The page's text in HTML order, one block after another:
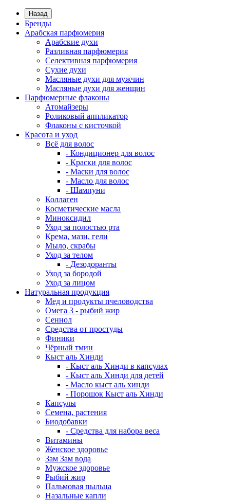
Назад
Бренды
Арабская парфюмерия
Арабские духи
Разливная парфюмерия
Селективная парфюмерия
Сухие духи
Масляные духи для мужчин
Масляные духи для женщин
Парфюмерные флаконы
Атомайзеры
Роликовый аппликатор
Флаконы с кисточкой
Красота и уход
Всё для волос
- Кондиционер для волос
- Краски для волос
- Маски для волос
- Масло для волос
- Шампуни
Коллаген
Косметические масла
Миноксидил
Уход за полостью рта
Крема, мази, гели
Мыло, скрабы
Уход за телом
- Дезодоранты
Уход за бородой
Уход за лицом
Натуральная продукция
Мед и продукты пчеловодства
Омега 3 - рыбий жир
Сеннол
Средства от простуды
Финики
Чёрный тмин
Кыст аль Хинди
- Кыст аль Хинди в капсулах
- Кыст аль Хинди для детей
- Масло кыст аль хинди
- Порошок Кыст аль Хинди
Капсулы
Семена, растения
Биодобавки
- Средства для набора веса
Витамины
Женское здоровье
Зам Зам вода
Мужское здоровье
Рыбий жир
Пальмовая пыльца
Назальные капли